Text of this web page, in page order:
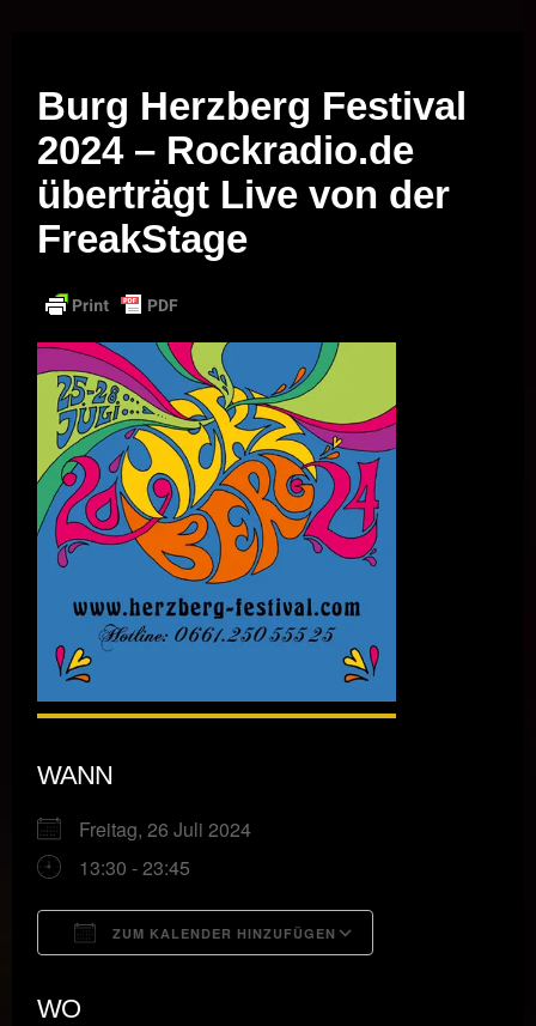
Burg Herzberg Festival
2024 – Rockradio.de
überträgt Live von der
FreakStage
WANN
Freitag, 26 Juli 2024
13:30 - 23:45
ZUM KALENDER HINZUFÜGEN
WO